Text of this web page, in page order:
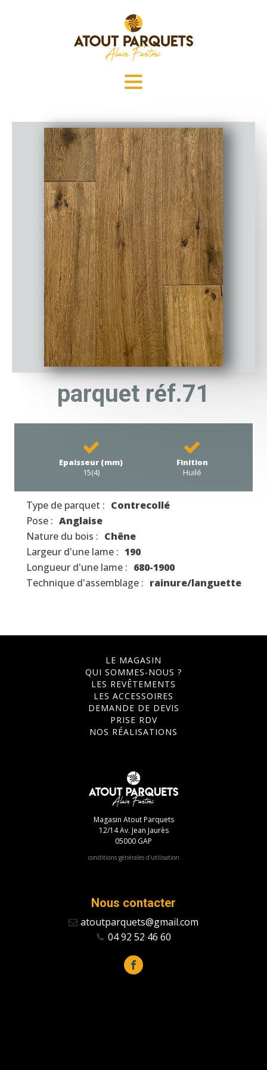
parquet réf.71
Epaisseur (mm)
15(4)
Finition
Huilé
Type de parquet : Contrecollé
Pose : Anglaise
Nature du bois : Chêne
Largeur d'une lame : 190
Longueur d'une lame : 680-1900
Technique d'assemblage : rainure/languette
LE MAGASIN
QUI SOMMES-NOUS ?
LES REVÊTEMENTS
LES ACCESSOIRES
DEMANDE DE DEVIS
PRISE RDV
NOS RÉALISATIONS
Magasin Atout Parquets
12/14 Av. Jean Jaurès
05000 GAP
conditions générales d'utilisation
Nous contacter
atoutparquets@gmail.com
04 92 52 46 60